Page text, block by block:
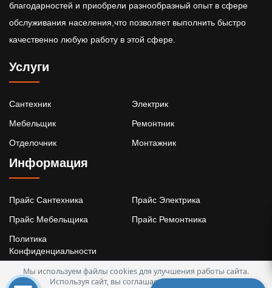
благодарностей и приобрели разнообразный опыт в сфере
обслуживания населения,что позволяет выполнить быстро
качественно любую работу в этой сфере.
Услуги
Сантехник
Электрик
Мебельщик
Ремонтник
Отделочник
Монтажник
Информация
Прайс Сантехника
Прайс Электрика
Прайс Мебельщика
Прайс Ремонтника
Политика
Конфиденциальности
Заказ ремонта 74 © 2026 все права зарегистрированы
Мы используем файлы cookies для улучшения работы сайта.
Используя сайт, вы соглашаетесь сПолитикой